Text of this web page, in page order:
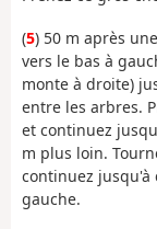
(5) 50 m après
vers le bas à
monte à droite)
entre les arbres.
et continuez
m plus loin.
continuez jusqu'à
gauche.